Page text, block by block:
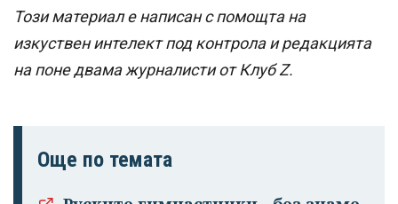
Този материал е написан с помощта на
изкуствен интелект под контрола и редакцията
на поне двама журналисти от Клуб Z.
Още по темата